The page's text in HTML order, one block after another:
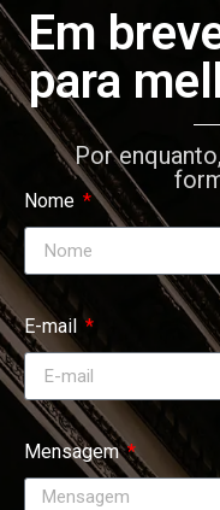
Em
para
Por
Nome
E-mail
Mensagem